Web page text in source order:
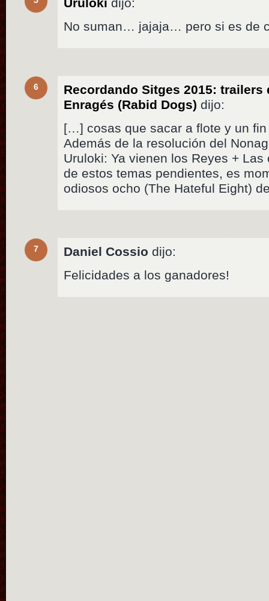
No suman… jajaja… pero si es de
6
Recordando Sitges 2015: trailers
Enragés (Rabid Dogs) dijo:
[…] cosas que sacar a flote y un
Además de la resolución del
Uruloki: Ya vienen los Reyes +
de estos temas pendientes, es
odiosos ocho (The Hateful Eight)
7 Daniel Cossio dijo:
Felicidades a los ganadores!